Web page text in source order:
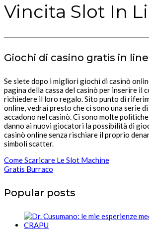
Vincita Slot In
Giochi di casino gratis in
Se siete dopo i migliori giochi di casinò
pagina della cassa del casinò per inserire il
richiedere il loro regalo. Sito punto di
online, vedrai presto che ci sono una serie
accadono nel casinò. Ci sono molte
danno ai nuovi giocatori la possibilità di
casinò online senza rischiare il proprio
simboli scatter.
Come Scaricare Le Slot Machine
Gratis Burraco
Popular posts